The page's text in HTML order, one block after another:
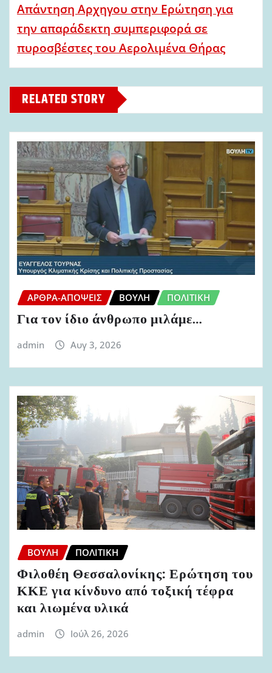
Απάντηση Αρχηγου στην Ερώτηση για
την απαράδεκτη συμπεριφορά σε
πυροσβέστες του Αερολιμένα Θήρας
RELATED STORY
ΆΡΘΡΑ-ΑΠΌΨΕΙΣ ΒΟΥΛΉ ΠΟΛΙΤΙΚΉ
Για τον ίδιο άνθρωπο μιλάμε…
admin Αυγ 3, 2026
ΒΟΥΛΉ ΠΟΛΙΤΙΚΉ
Φιλοθέη Θεσσαλονίκης: Ερώτηση του
ΚΚΕ για κίνδυνο από τοξική τέφρα
και λιωμένα υλικά
admin Ιούλ 26, 2026